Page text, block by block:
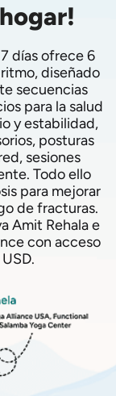
días ofrece 6
diseñado
secuencias
para la salud
y estabilidad,
posturas
sesiones
Todo ello
para mejorar
de fracturas.
Amit Rehala e
con acceso